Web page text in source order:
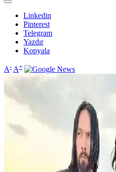
Linkedin
Pinterest
Telegram
Yazdır
Kopyala
A- A+